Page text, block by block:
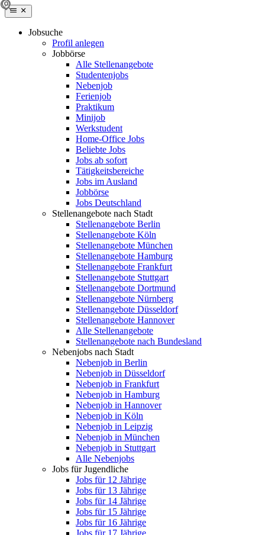
Jobsuche
Profil anlegen
Jobbörse
Alle Stellenangebote
Studentenjobs
Nebenjob
Ferienjob
Praktikum
Minijob
Werkstudent
Home-Office Jobs
Beliebte Jobs
Jobs ab sofort
Tätigkeitsbereiche
Jobs im Ausland
Jobbörse
Jobs Deutschland
Stellenangebote nach Stadt
Stellenangebote Berlin
Stellenangebote Köln
Stellenangebote München
Stellenangebote Hamburg
Stellenangebote Frankfurt
Stellenangebote Stuttgart
Stellenangebote Dortmund
Stellenangebote Nürnberg
Stellenangebote Düsseldorf
Stellenangebote Hannover
Alle Stellenangebote
Stellenangebote nach Bundesland
Nebenjobs nach Stadt
Nebenjob in Berlin
Nebenjob in Düsseldorf
Nebenjob in Frankfurt
Nebenjob in Hamburg
Nebenjob in Hannover
Nebenjob in Köln
Nebenjob in Leipzig
Nebenjob in München
Nebenjob in Stuttgart
Alle Nebenjobs
Jobs für Jugendliche
Jobs für 12 Jährige
Jobs für 13 Jährige
Jobs für 14 Jährige
Jobs für 15 Jährige
Jobs für 16 Jährige
Jobs für 17 Jährige